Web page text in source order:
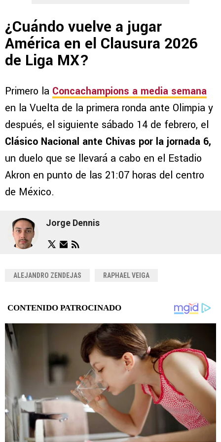
¿Cuándo vuelve a jugar
América en el Clausura 2026
de Liga MX?
Primero la Concachampions a media semana
en la Vuelta de la primera ronda ante Olimpia y
después, el siguiente sábado 14 de febrero, el
Clásico Nacional ante Chivas por la jornada 6,
un duelo que se llevará a cabo en el Estadio
Akron en punto de las 21:07 horas del centro
de México.
Jorge Dennis
ALEJANDRO ZENDEJAS RAPHAEL VEIGA